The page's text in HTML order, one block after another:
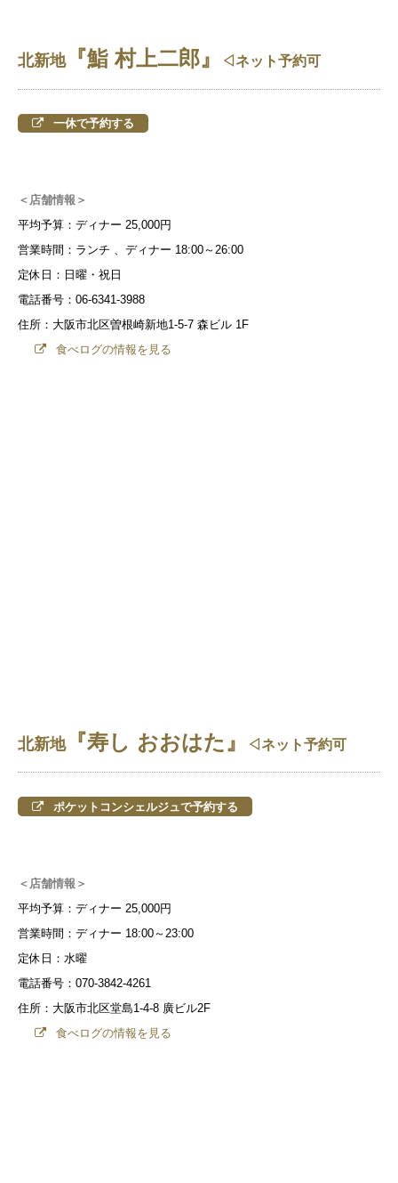
北新地『鮨 村上二郎』 ◁ネット予約可
一休で予約する
＜店舗情報＞
平均予算：ディナー 25,000円
営業時間：ランチ 、ディナー 18:00～26:00
定休日：日曜・祝日
電話番号：06-6341-3988
住所：大阪市北区曽根崎新地1-5-7 森ビル 1F
食べログの情報を見る
北新地『寿し おおはた』 ◁ネット予約可
ポケットコンシェルジュで予約する
＜店舗情報＞
平均予算：ディナー 25,000円
営業時間：ディナー 18:00～23:00
定休日：水曜
電話番号：070-3842-4261
住所：大阪市北区堂島1-4-8 廣ビル2F
食べログの情報を見る